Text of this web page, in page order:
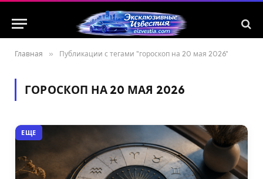
Главная » Публикации с тегами "гороскоп на 20 мая 2026"
ГОРОСКОП НА 20 МАЯ 2026
ЕЩЕ